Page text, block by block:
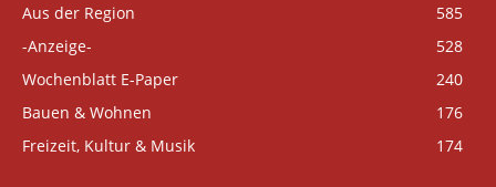
Aus der Region
585
-Anzeige-
528
Wochenblatt E-Paper
240
Bauen & Wohnen
176
Freizeit, Kultur & Musik
174